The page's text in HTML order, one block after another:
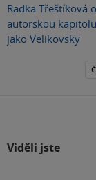
Radka Třeštíková
autorskou
jako Velikovsky
Viděli jste